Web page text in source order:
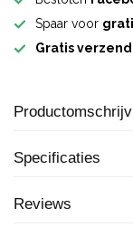
Spaar voor
Gratis
Specificaties
Reviews